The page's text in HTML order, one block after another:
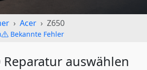
Acer Z650
Bekannte Fehler
Reparatur auswählen